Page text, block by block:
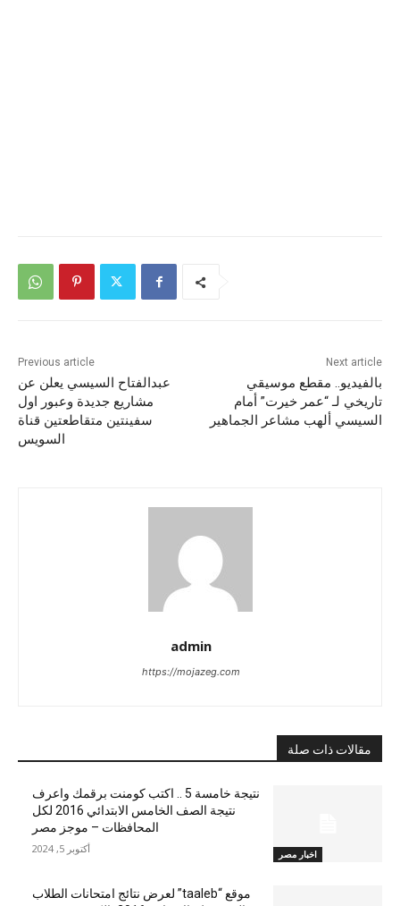
Previous article
عبدالفتاح السيسي يعلن عن
مشاريع جديدة وعبور اول
سفينتين متقاطعتين قناة
السويس
Next article
بالفيديو.. مقطع موسيقي
تاريخي لـ “عمر خيرت” أمام
السيسي ألهب مشاعر الجماهير
admin
https://mojazeg.com
مقالات ذات صلة
اخبار مصر
نتيجة خامسة 5 .. اكتب كومنت برقمك واعرف
نتيجة الصف الخامس الابتدائي 2016 لكل
المحافظات – موجز مصر
أكتوبر 5, 2024
موقع “taaleb” لعرض نتائج امتحانات الطلاب